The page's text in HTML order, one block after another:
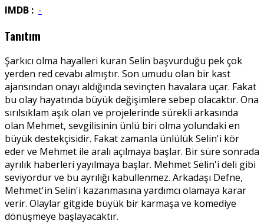
IMDB : -
Tanıtım
Şarkıcı olma hayalleri kuran Selin başvurduğu pek çok
yerden red cevabı almıştır. Son umudu olan bir kast
ajansından onayı aldığında sevinçten havalara uçar. Fakat
bu olay hayatında büyük değişimlere sebep olacaktır. Ona
sırılsıklam aşık olan ve projelerinde sürekli arkasında
olan Mehmet, sevgilisinin ünlü biri olma yolundaki en
büyük destekçisidir. Fakat zamanla ünlülük Selin'i kör
eder ve Mehmet ile aralı açılmaya başlar. Bir süre sonrada
ayrılık haberleri yayılmaya başlar. Mehmet Selin'i deli gibi
seviyordur ve bu ayrılığı kabullenmez. Arkadaşı Defne,
Mehmet'in Selin'i kazanmasına yardımcı olamaya karar
verir. Olaylar gitgide büyük bir karmaşa ve komediye
dönüşmeye başlayacaktır.